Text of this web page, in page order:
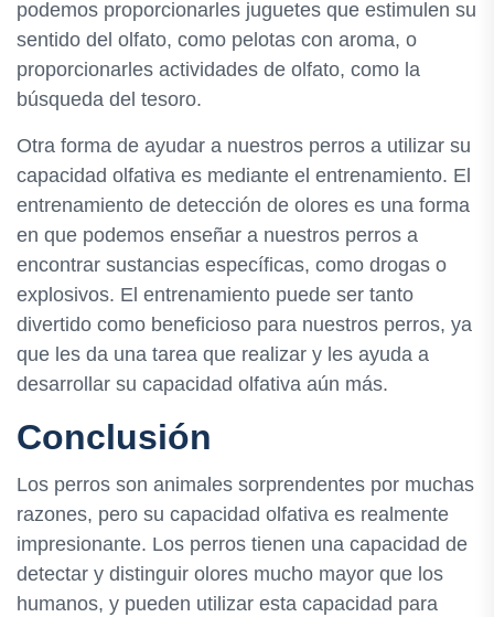
podemos proporcionarles juguetes que estimulen su
sentido del olfato, como pelotas con aroma, o
proporcionarles actividades de olfato, como la
búsqueda del tesoro.
Otra forma de ayudar a nuestros perros a utilizar su
capacidad olfativa es mediante el entrenamiento. El
entrenamiento de detección de olores es una forma
en que podemos enseñar a nuestros perros a
encontrar sustancias específicas, como drogas o
explosivos. El entrenamiento puede ser tanto
divertido como beneficioso para nuestros perros, ya
que les da una tarea que realizar y les ayuda a
desarrollar su capacidad olfativa aún más.
Conclusión
Los perros son animales sorprendentes por muchas
razones, pero su capacidad olfativa es realmente
impresionante. Los perros tienen una capacidad de
detectar y distinguir olores mucho mayor que los
humanos, y pueden utilizar esta capacidad para